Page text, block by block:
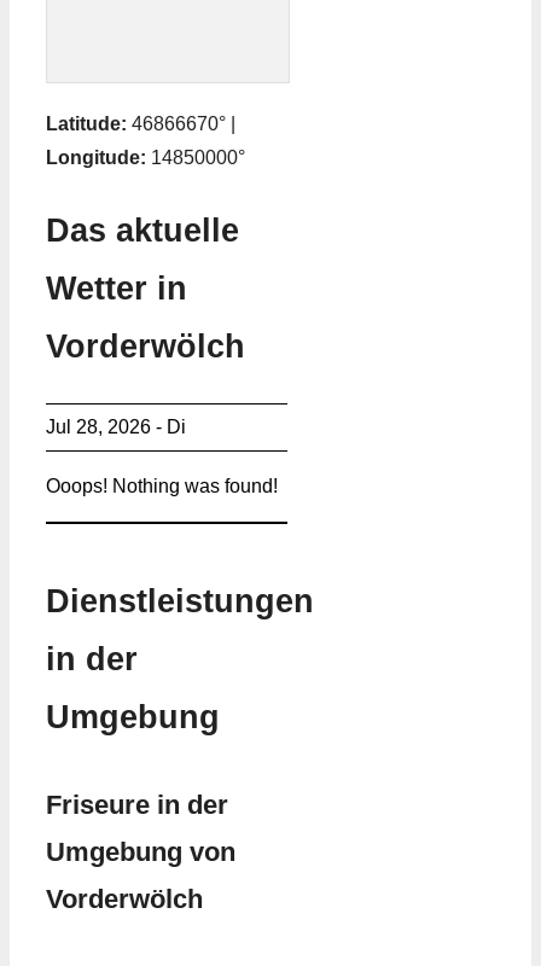
Latitude: 46866670° |
Longitude: 14850000°
Das aktuelle
Wetter in
Vorderwölch
Jul 28, 2026 - Di
Ooops! Nothing was found!
Dienstleistungen
in der
Umgebung
Friseure in der
Umgebung von
Vorderwölch